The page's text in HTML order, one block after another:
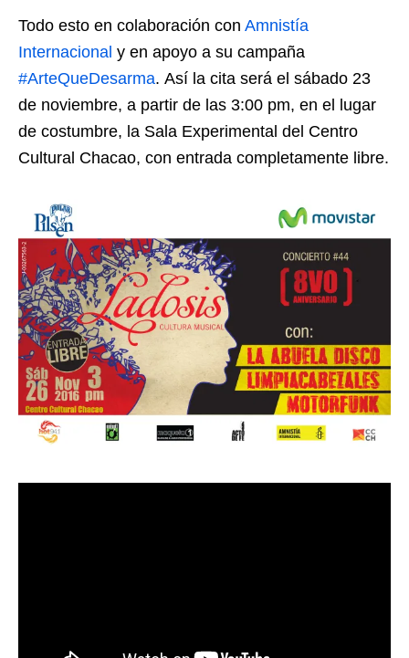
Todo esto en colaboración con Amnistía
Internacional y en apoyo a su campaña
#ArteQueDesarma. Así la cita será el sábado 23
de noviembre, a partir de las 3:00 pm, en el lugar
de costumbre, la Sala Experimental del Centro
Cultural Chacao, con entrada completamente libre.